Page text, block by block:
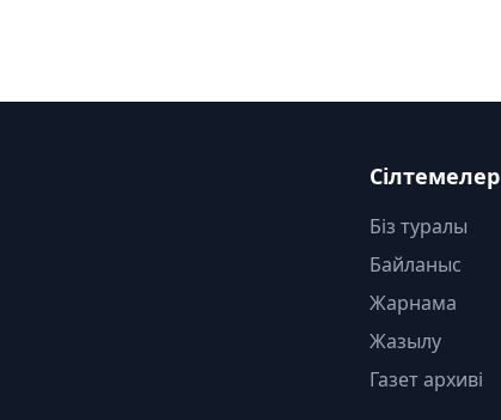
Сілтемелер
Біз туралы
Байланыс
Жарнама
Жазылу
Газет архиві